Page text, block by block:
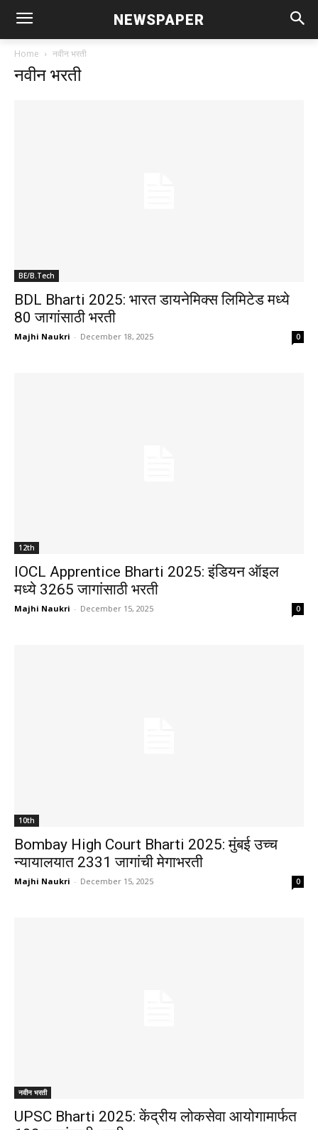
NEWSPAPER
Home नवीन भरती
नवीन भरती
BE/B.Tech
BDL Bharti 2025: भारत डायनेमिक्स लिमिटेड मध्ये
80 जागांसाठी भरती
Majhi Naukri - December 18, 2025 0
12th
IOCL Apprentice Bharti 2025: इंडियन ऑइल
मध्ये 3265 जागांसाठी भरती
Majhi Naukri - December 15, 2025 0
10th
Bombay High Court Bharti 2025: मुंबई उच्च
न्यायालयात 2331 जागांची मेगाभरती
Majhi Naukri - December 15, 2025 0
नवीन भरती
UPSC Bharti 2025: केंद्रीय लोकसेवा आयोगामार्फत